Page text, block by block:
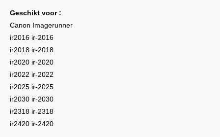
Geschikt voor :
Canon Imagerunner
ir2016 ir-2016
ir2018 ir-2018
ir2020 ir-2020
ir2022 ir-2022
ir2025 ir-2025
ir2030 ir-2030
ir2318 ir-2318
ir2420 ir-2420